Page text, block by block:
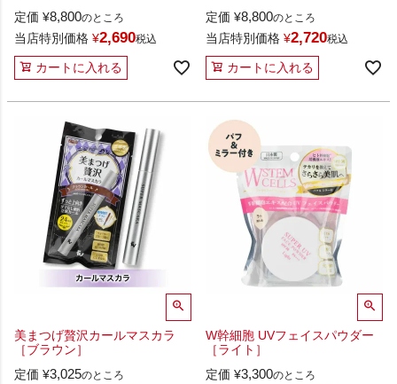
定価 ¥8,800のところ
当店特別価格 ¥2,690税込
カートに入れる
定価 ¥8,800のところ
当店特別価格 ¥2,720税込
カートに入れる
美まつげ贅沢カールマスカラ
［ブラウン］
定価 ¥3,025のところ
W幹細胞 UVフェイスパウダー
［ライト］
定価 ¥3,300のところ